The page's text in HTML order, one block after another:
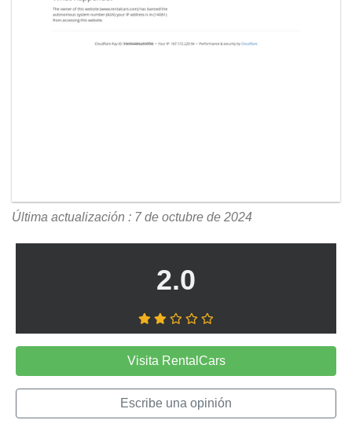
Última actualización : 7 de octubre de 2024
2.0
Visita RentalCars
Escribe una opinión